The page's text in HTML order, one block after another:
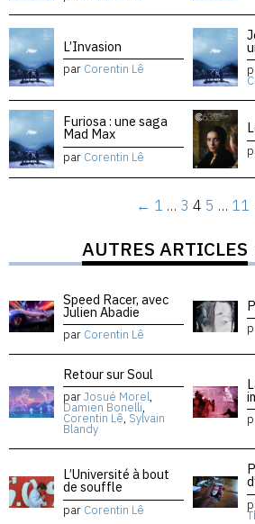
L’Invasion
par Corentin Lê
Furiosa : une saga
Mad Max
par Corentin Lê
← 1 … 3 4 5 … 11
AUTRES ARTICLES
Speed Racer, avec
Julien Abadie
par Corentin Lê
Retour sur Soul
parJosué Morel,
Damien Bonelli,
Corentin Lê, Sylvain
Blandy
L’Université à bout
de souffle
par Corentin Lê